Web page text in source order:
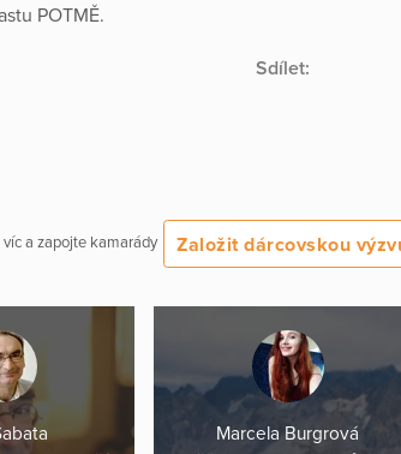
POTMĚ.
Sdílet:
a zapojte kamarády
Založit dárcovskou
Marcela Burgrová